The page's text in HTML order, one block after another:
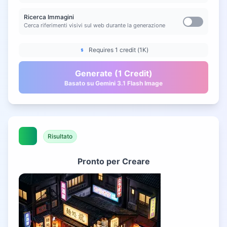
Ricerca Immagini
Cerca riferimenti visivi sul web durante la generazione
Requires 1 credit (1K)
Generate (1 Credit)
Basato su Gemini 3.1 Flash Image
Risultato
Pronto per Creare